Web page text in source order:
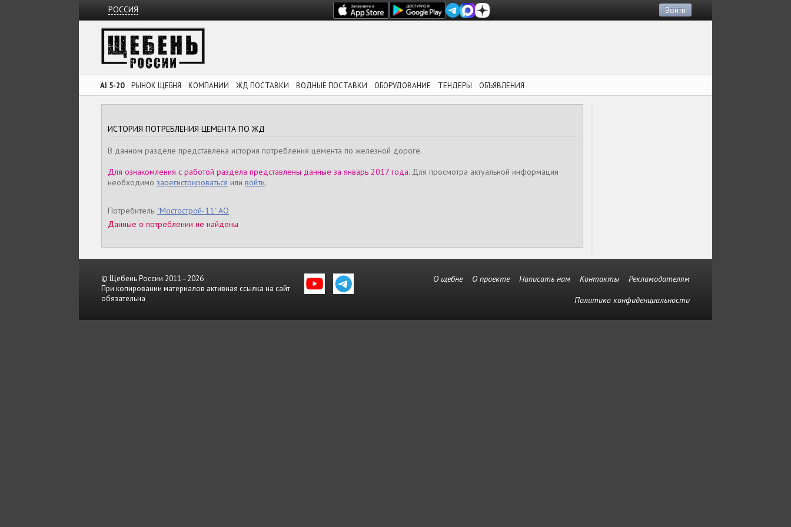
РОССИЯ Войти
AI 5-20 РЫНОК ЩЕБНЯ КОМПАНИИ ЖД ПОСТАВКИ ВОДНЫЕ ПОСТАВКИ ОБОРУДОВАНИЕ ТЕНДЕРЫ ОБЪЯВЛЕНИЯ
ИСТОРИЯ ПОТРЕБЛЕНИЯ ЦЕМЕНТА ПО ЖД
В данном разделе представлена история потребления цемента по железной дороге.
Для ознакомления с работой раздела представлены данные за январь 2017 года. Для просмотра актуальной информации
необходимо зарегистрироваться или войти.
Потребитель: "Мостострой-11" АО
Данные о потреблении не найдены
© Щебень России 2011–2026
При копировании материалов активная ссылка на сайт
обязательна
О щебне О проекте Написать нам Контакты
Рекламодателям
Политика конфиденциальности